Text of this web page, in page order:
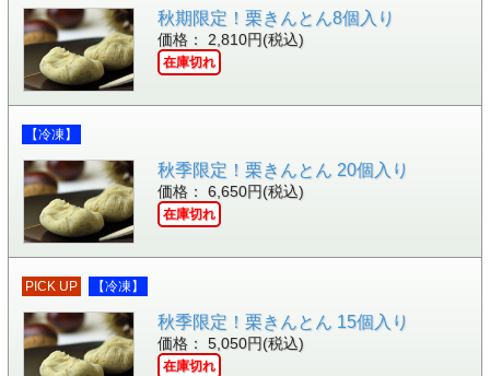
秋期限定！栗きんとん8個入り
価格： 2,810円(税込)
在庫切れ
【冷凍】
秋季限定！栗きんとん 20個入り
価格： 6,650円(税込)
在庫切れ
PICK UP 【冷凍】
秋季限定！栗きんとん 15個入り
価格： 5,050円(税込)
在庫切れ